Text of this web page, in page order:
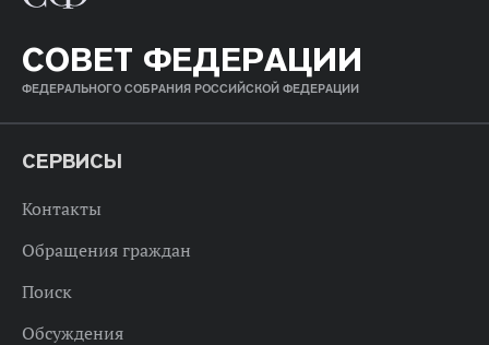
СОВЕТ ФЕДЕРАЦИИ
ФЕДЕРАЛЬНОГО СОБРАНИЯ РОССИЙСКОЙ ФЕДЕРАЦИИ
СЕРВИСЫ
Контакты
Обращения граждан
Поиск
Обсуждения